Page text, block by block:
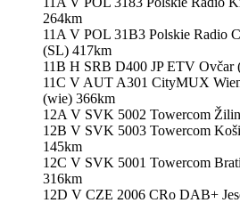
264km
11A V POL 31B3 Polskie Radio
(SL) 417km
11B H SRB D400 JP ETV Ovčar
11C V AUT A301 CityMUX
(wie) 366km
12A V SVK 5002 Towercom
12B V SVK 5003 Towercom
145km
12C V SVK 5001 Towercom
316km
12D V CZE 2006 CRo DAB+